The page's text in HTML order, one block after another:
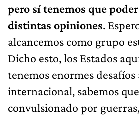
pero sí tenemos que
distintas opiniones.
alcancemos como grupo
Dicho esto, los Estados
tenemos enormes desafíos
internacional, sabemos
convulsionado por